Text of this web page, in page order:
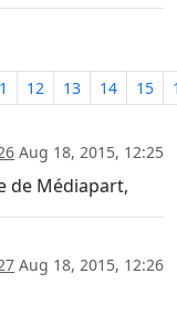
12 13 14 15
Aug 18, 2015, 12:25
de Médiapart,
Aug 18, 2015, 12:26